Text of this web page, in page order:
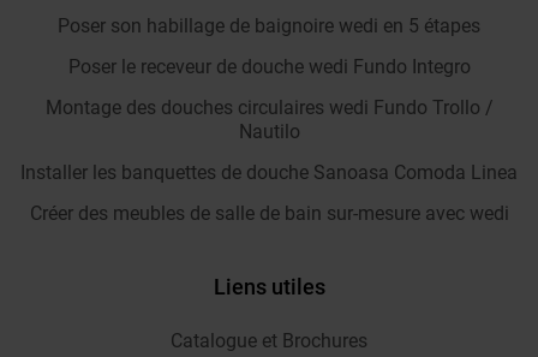
Poser son habillage de baignoire wedi en 5 étapes
Poser le receveur de douche wedi Fundo Integro
Montage des douches circulaires wedi Fundo Trollo /
Nautilo
Installer les banquettes de douche Sanoasa Comoda Linea
Créer des meubles de salle de bain sur-mesure avec wedi
Liens utiles
Catalogue et Brochures